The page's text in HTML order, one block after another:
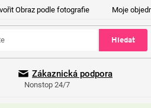
Obraz podle fotografie Moje
Hledat
Zákaznická podpora
Nonstop 24/7